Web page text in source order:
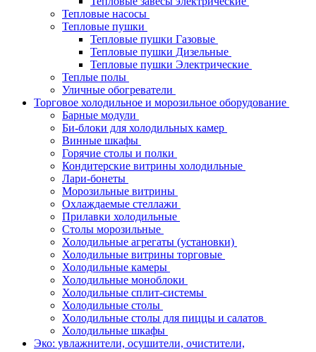
Тепловые насосы
Тепловые пушки
Тепловые пушки Газовые
Тепловые пушки Дизельные
Тепловые пушки Электрические
Теплые полы
Уличные обогреватели
Торговое холодильное и морозильное оборудование
Барные модули
Би-блоки для холодильных камер
Винные шкафы
Горячие столы и полки
Кондитерские витрины холодильные
Лари-бонеты
Морозильные витрины
Охлаждаемые стеллажи
Прилавки холодильные
Столы морозильные
Холодильные агрегаты (установки)
Холодильные витрины торговые
Холодильные камеры
Холодильные моноблоки
Холодильные сплит-системы
Холодильные столы
Холодильные столы для пиццы и салатов
Холодильные шкафы
Эко: увлажнители, осушители, очистители,